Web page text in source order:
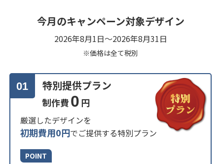
今月のキャンペーン対象デザイン
2026年8月1日～2026年8月31日
※価格は全て税別
01 特別提供プラン
制作費0円
厳選したデザインを
初期費用0円でご提供する特別プラン
POINT